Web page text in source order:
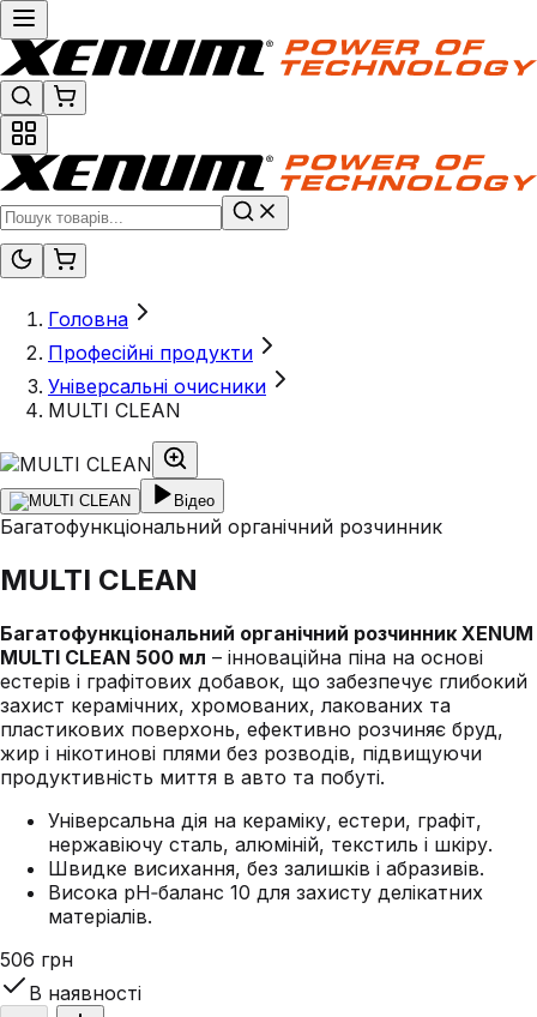
Головна
Професійні продукти
Універсальні очисники
MULTI CLEAN
Відео
Багатофункціональний органічний розчинник
MULTI CLEAN
Багатофункціональний органічний розчинник XENUM
MULTI CLEAN 500 мл – інноваційна піна на основі
естерів і графітових добавок, що забезпечує глибокий
захист керамічних, хромованих, лакованих та
пластикових поверхонь, ефективно розчиняє бруд,
жир і нікотинові плями без розводів, підвищуючи
продуктивність миття в авто та побуті.
Універсальна дія на кераміку, естери, графіт,
нержавіючу сталь, алюміній, текстиль і шкіру.
Швидке висихання, без залишків і абразивів.
Висока pH‑баланс 10 для захисту делікатних
матеріалів.
506 грн
В наявності